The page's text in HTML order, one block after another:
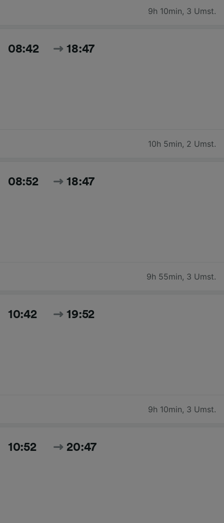
9h 10min, 3 Umst.
08:42 18:47
10h 5min, 2 Umst.
08:52 18:47
9h 55min, 3 Umst.
10:42 19:52
9h 10min, 3 Umst.
10:52 20:47